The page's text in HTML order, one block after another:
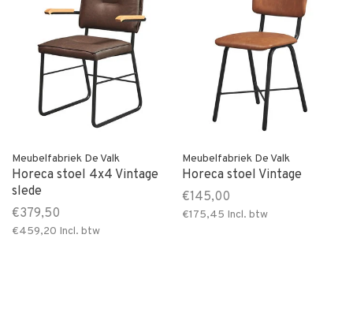
Meubelfabriek De Valk
Horeca stoel 4x4 Vintage
slede
€379,50
€459,20 Incl. btw
Meubelfabriek De Valk
Horeca stoel Vintage
€145,00
€175,45 Incl. btw